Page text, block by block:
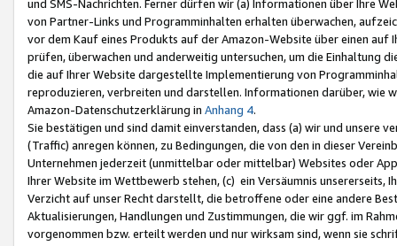
und SMS-Nachrichten. Ferner dürfen wir (a) Informationen über Ihre
von Partner-Links und Programminhalten erhalten überwachen,
vor dem Kauf eines Produkts auf der Amazon-Website über einen
prüfen, überwachen und anderweitig untersuchen, um die Einhaltung
die auf Ihrer Website dargestellte Implementierung von
reproduzieren, verbreiten und darstellen. Informationen darüber, wie
Amazon-Datenschutzerklärung in Anhang 4.
Sie bestätigen und sind damit einverstanden, dass (a) wir und
(Traffic) anregen können, zu Bedingungen, die von den in dieser
Unternehmen jederzeit (unmittelbar oder mittelbar) Websites oder
Ihrer Website im Wettbewerb stehen, (c) ein Versäumnis unsererseits,
Verzicht auf unser Recht darstellt, die betroffene oder eine andere
Aktualisierungen, Handlungen und Zustimmungen, die wir ggf. im
vorgenommen bzw. erteilt werden und nur wirksam sind, wenn sie